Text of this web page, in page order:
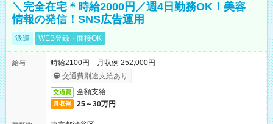
＼完全在宅＊時給2000円／週4日勤務OK！美容
情報の発信！SNS広告運用
派遣 WEB登録・面接OK
給与
時給2100円 月収例 252,000円
交通費別途支給あり
交通費 全額支給
月収例 25～30万円